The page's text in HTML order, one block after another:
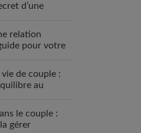
d’une
relation
pour votre
vie de couple :
au
le couple :
gérer